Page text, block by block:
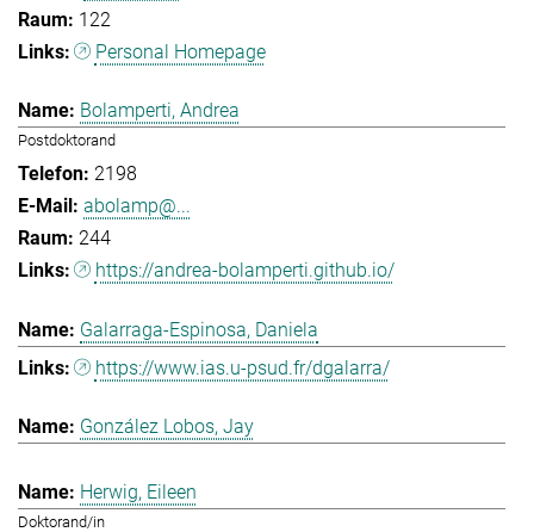
122
Personal Homepage
Bolamperti, Andrea
Postdoktorand
2198
abolamp@...
244
https://andrea-bolamperti.github.io/
Galarraga-Espinosa, Daniela
https://www.ias.u-psud.fr/dgalarra/
González Lobos, Jay
Herwig, Eileen
Doktorand/in